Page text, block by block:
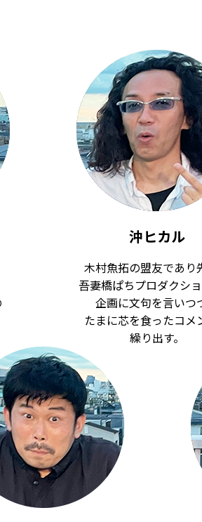
沖ヒカル
木村魚拓の盟友であり
吾妻橋ぱちプロダクシ
企画に文句を言いつ
たまに芯を食ったコメ
繰り出す。